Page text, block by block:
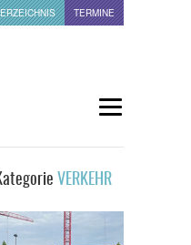
TERMINE
VERKEHR